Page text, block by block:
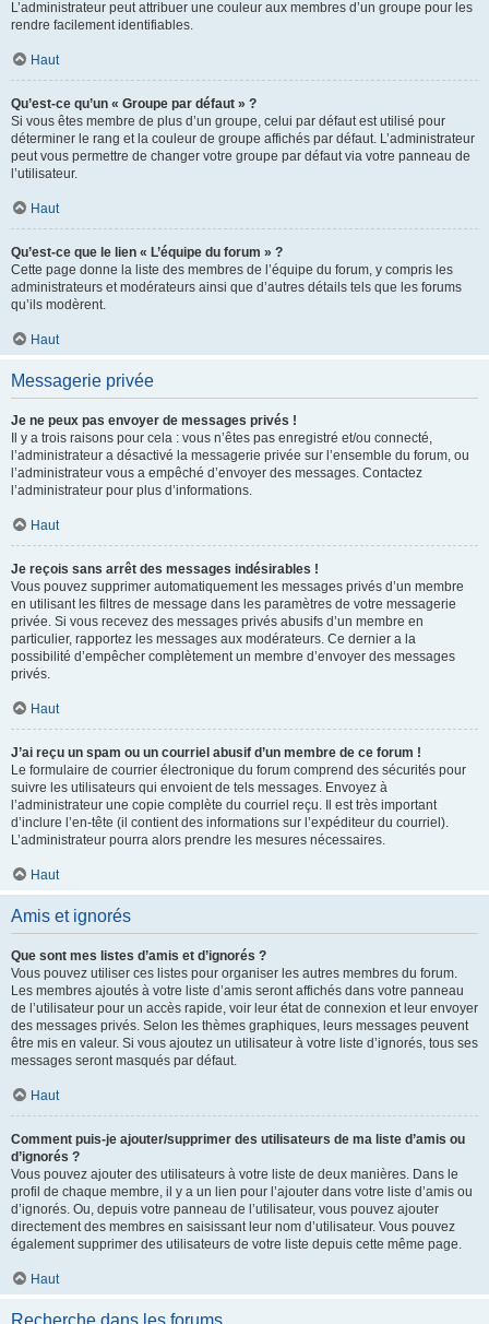
L’administrateur peut attribuer une couleur aux membres d’un groupe pour les
rendre facilement identifiables.
Haut
Qu’est-ce qu’un « Groupe par défaut » ?
Si vous êtes membre de plus d’un groupe, celui par défaut est utilisé pour
déterminer le rang et la couleur de groupe affichés par défaut. L’administrateur
peut vous permettre de changer votre groupe par défaut via votre panneau de
l’utilisateur.
Haut
Qu’est-ce que le lien « L’équipe du forum » ?
Cette page donne la liste des membres de l’équipe du forum, y compris les
administrateurs et modérateurs ainsi que d’autres détails tels que les forums
qu’ils modèrent.
Haut
Messagerie privée
Je ne peux pas envoyer de messages privés !
Il y a trois raisons pour cela : vous n’êtes pas enregistré et/ou connecté,
l’administrateur a désactivé la messagerie privée sur l’ensemble du forum, ou
l’administrateur vous a empêché d’envoyer des messages. Contactez
l’administrateur pour plus d’informations.
Haut
Je reçois sans arrêt des messages indésirables !
Vous pouvez supprimer automatiquement les messages privés d’un membre
en utilisant les filtres de message dans les paramètres de votre messagerie
privée. Si vous recevez des messages privés abusifs d’un membre en
particulier, rapportez les messages aux modérateurs. Ce dernier a la
possibilité d’empêcher complètement un membre d’envoyer des messages
privés.
Haut
J’ai reçu un spam ou un courriel abusif d’un membre de ce forum !
Le formulaire de courrier électronique du forum comprend des sécurités pour
suivre les utilisateurs qui envoient de tels messages. Envoyez à
l’administrateur une copie complète du courriel reçu. Il est très important
d’inclure l’en-tête (il contient des informations sur l’expéditeur du courriel).
L’administrateur pourra alors prendre les mesures nécessaires.
Haut
Amis et ignorés
Que sont mes listes d’amis et d’ignorés ?
Vous pouvez utiliser ces listes pour organiser les autres membres du forum.
Les membres ajoutés à votre liste d’amis seront affichés dans votre panneau
de l’utilisateur pour un accès rapide, voir leur état de connexion et leur envoyer
des messages privés. Selon les thèmes graphiques, leurs messages peuvent
être mis en valeur. Si vous ajoutez un utilisateur à votre liste d’ignorés, tous ses
messages seront masqués par défaut.
Haut
Comment puis-je ajouter/supprimer des utilisateurs de ma liste d’amis ou
d’ignorés ?
Vous pouvez ajouter des utilisateurs à votre liste de deux manières. Dans le
profil de chaque membre, il y a un lien pour l’ajouter dans votre liste d’amis ou
d’ignorés. Ou, depuis votre panneau de l’utilisateur, vous pouvez ajouter
directement des membres en saisissant leur nom d’utilisateur. Vous pouvez
également supprimer des utilisateurs de votre liste depuis cette même page.
Haut
Recherche dans les forums